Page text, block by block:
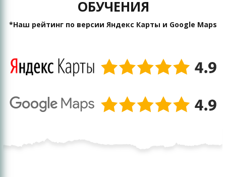
ОБУЧЕНИЯ
*Наш рейтинг по версии Яндекс Карты и Google Maps